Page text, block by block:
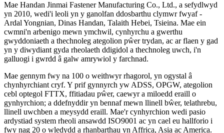
Mae Handan Jinmai Fastener Manufacturing Co., Ltd., a sefydlwyd
yn 2010, wedi'i leoli yn y ganolfan ddosbarthu clymwr fwyaf -
Ardal Yongnian, Dinas Handan, Talaith Hebei, Tsieina. Mae ein
cwmni'n arbenigo mewn ymchwil, cynhyrchu a gwerthu
gwyddoniaeth a thechnoleg ategolion pŵer trydan, ac ar flaen y gad
yn y diwydiant gyda rheolaeth ddigidol a thechnoleg uwch, i'n
galluogi i gwrdd â galw amrywiol y farchnad.
Mae gennym fwy na 100 o weithwyr rhagorol, yn ogystal â
chynhyrchiant cryf. Y prif gynnyrch yw ADSS, OPGW, ategolion
cebl optegol FTTX, ffitiadau pŵer, caewyr a miloedd eraill o
gynhyrchion; a ddefnyddir yn bennaf mewn llinell bŵer, telathrebu,
llinell uwchben a meysydd eraill. Mae'r cynhyrchion wedi pasio
ardystiad system rheoli ansawdd ISO9001 ac yn cael eu hallforio i
fwy nag 20 o wledydd a rhanbarthau yn Affrica, Asia ac America.